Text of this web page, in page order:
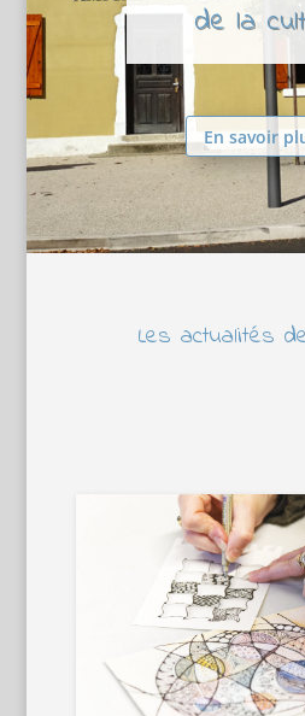
de la
En savoir
Les actualités